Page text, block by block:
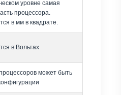
уровне самая
процессора.
в мм в квадрате.
в Вольтах
может быть